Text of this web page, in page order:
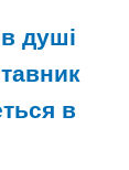
душі
в